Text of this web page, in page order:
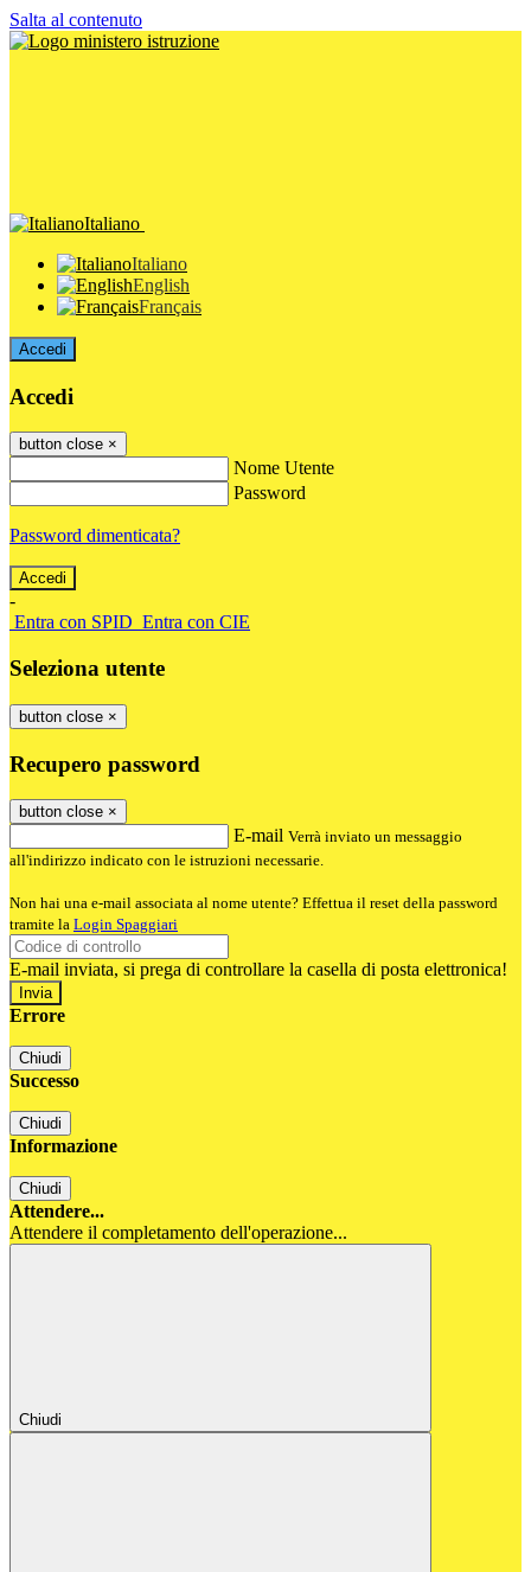
Salta al contenuto
Italiano
Italiano
English
Français
Accedi
Accedi
button close ×
Nome Utente
Password
Password dimenticata?
-
Entra con SPID Entra con CIE
Seleziona utente
button close ×
Recupero password
button close ×
E-mail Verrà inviato un messaggio
all'indirizzo indicato con le istruzioni necessarie.
Non hai una e-mail associata al nome utente? Effettua il reset della password
tramite la Login Spaggiari
E-mail inviata, si prega di controllare la casella di posta elettronica!
Errore
Chiudi
Successo
Chiudi
Informazione
Chiudi
Attendere...
Attendere il completamento dell'operazione...
Chiudi